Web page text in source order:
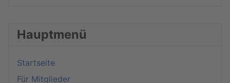
Hauptmenü
Startseite
Für Mitglieder